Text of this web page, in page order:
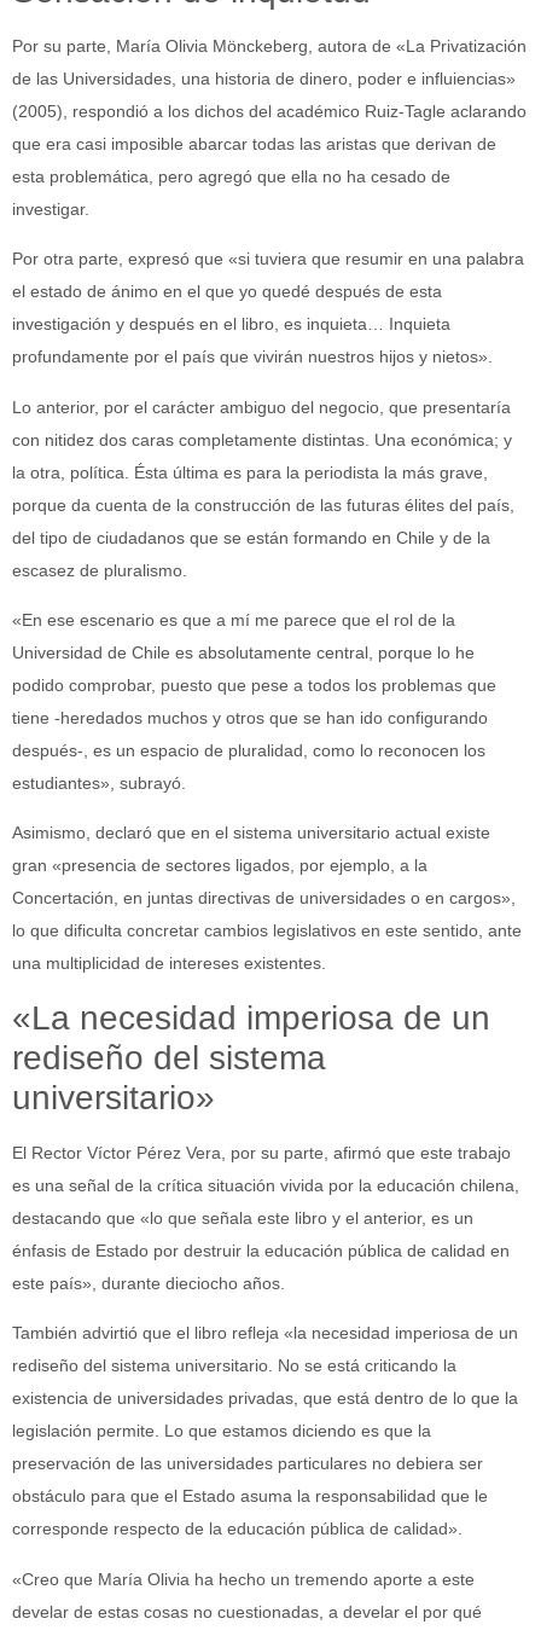
Por su parte, María Olivia Mönckeberg, autora de «La Privatización
de las Universidades, una historia de dinero, poder e influiencias»
(2005), respondió a los dichos del académico Ruiz-Tagle aclarando
que era casi imposible abarcar todas las aristas que derivan de
esta problemática, pero agregó que ella no ha cesado de
investigar.
Por otra parte, expresó que «si tuviera que resumir en una palabra
el estado de ánimo en el que yo quedé después de esta
investigación y después en el libro, es inquieta… Inquieta
profundamente por el país que vivirán nuestros hijos y nietos».
Lo anterior, por el carácter ambiguo del negocio, que presentaría
con nitidez dos caras completamente distintas. Una económica; y
la otra, política. Ésta última es para la periodista la más grave,
porque da cuenta de la construcción de las futuras élites del país,
del tipo de ciudadanos que se están formando en Chile y de la
escasez de pluralismo.
«En ese escenario es que a mí me parece que el rol de la
Universidad de Chile es absolutamente central, porque lo he
podido comprobar, puesto que pese a todos los problemas que
tiene -heredados muchos y otros que se han ido configurando
después-, es un espacio de pluralidad, como lo reconocen los
estudiantes», subrayó.
Asimismo, declaró que en el sistema universitario actual existe
gran «presencia de sectores ligados, por ejemplo, a la
Concertación, en juntas directivas de universidades o en cargos»,
lo que dificulta concretar cambios legislativos en este sentido, ante
una multiplicidad de intereses existentes.
«La necesidad imperiosa de un
rediseño del sistema
universitario»
El Rector Víctor Pérez Vera, por su parte, afirmó que este trabajo
es una señal de la crítica situación vivida por la educación chilena,
destacando que «lo que señala este libro y el anterior, es un
énfasis de Estado por destruir la educación pública de calidad en
este país», durante dieciocho años.
También advirtió que el libro refleja «la necesidad imperiosa de un
rediseño del sistema universitario. No se está criticando la
existencia de universidades privadas, que está dentro de lo que la
legislación permite. Lo que estamos diciendo es que la
preservación de las universidades particulares no debiera ser
obstáculo para que el Estado asuma la responsabilidad que le
corresponde respecto de la educación pública de calidad».
«Creo que María Olivia ha hecho un tremendo aporte a este
develar de estas cosas no cuestionadas, a develar el por qué